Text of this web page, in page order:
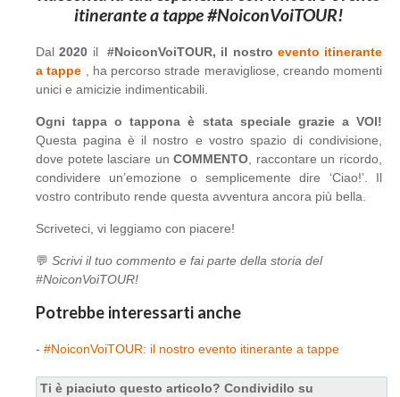
itinerante a tappe #NoiconVoiTOUR!
Dal2020 il #NoiconVoiTOUR, il nostro evento itinerante
a tappe
, ha percorso strade meravigliose, creando momenti
unici e amicizie indimenticabili.
Ogni tappa o tappona è stata speciale grazie a VOI!
Questa pagina è il nostro e vostro spazio di condivisione,
dove potete lasciare unCOMMENTO , raccontare un ricordo,
condividere un’emozione o semplicemente dire ‘Ciao!’. Il
vostro contributo rende questa avventura ancora più bella.
Scriveteci, vi leggiamo con piacere!
💬 Scrivi il tuo commento e fai parte della storia del
#NoiconVoiTOUR!
Potrebbe interessarti anche
- #NoiconVoiTOUR: il nostro evento itinerante a tappe
Ti è piaciuto questo articolo? Condividilo su